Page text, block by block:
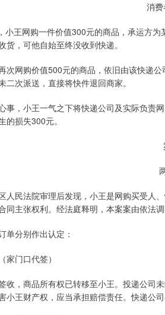
消
小王网购一件价值300元的商品，承运方
货，可他自始至终没收到快递。
次网购价值500元的商品，依旧由该快递
二次派送，直接将快件退回商家。
事，小王一气之下将快递公司及实际负责
的损失300元。
人民法院审理后发现，小王是网购买受人
同主张权利。经法庭释明，本案案由依法调
单分别作出认定：
家门口代签）
收，商品所有权已转移至小王。投递公司
小王财产权，应当承担赔偿责任。快递公